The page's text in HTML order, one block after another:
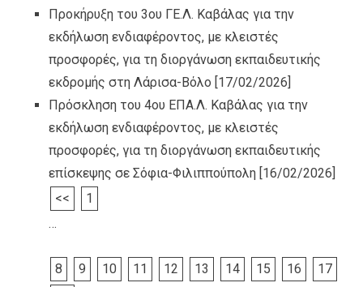
Προκήρυξη του 3ου ΓΕ.Λ. Καβάλας για την
εκδήλωση ενδιαφέροντος, με κλειστές
προσφορές, για τη διοργάνωση εκπαιδευτικής
εκδρομής στη Λάρισα-Βόλο [17/02/2026]
Πρόσκληση του 4ου ΕΠΑ.Λ. Καβάλας για την
εκδήλωση ενδιαφέροντος, με κλειστές
προσφορές, για τη διοργάνωση εκπαιδευτικής
επίσκεψης σε Σόφια-Φιλιππούπολη [16/02/2026]
<<
1
…
8 9 10 11 12 13 14 15 16
17